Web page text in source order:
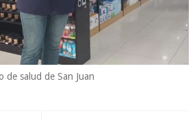
de salud de San Juan